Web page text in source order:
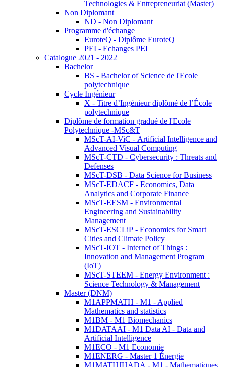
Technologies & Entrepreneuriat (Master)
Non Diplomant
ND - Non Diplomant
Programme d'échange
EuroteQ - Diplôme EuroteQ
PEI - Echanges PEI
Catalogue 2021 - 2022
Bachelor
BS - Bachelor of Science de l'Ecole
polytechnique
Cycle Ingénieur
X - Titre d’Ingénieur diplômé de l’École
polytechnique
Diplôme de formation gradué de l'Ecole
Polytechnique -MSc&T
MScT-AI-ViC - Artificial Intelligence and
Advanced Visual Computing
MScT-CTD - Cybersecurity : Threats and
Defenses
MScT-DSB - Data Science for Business
MScT-EDACF - Economics, Data
Analytics and Corporate Finance
MScT-EESM - Environmental
Engineering and Sustainability
Management
MScT-ESCLiP - Economics for Smart
Cities and Climate Policy
MScT-IOT - Internet of Things :
Innovation and Management Program
(IoT)
MScT-STEEM - Energy Environment :
Science Technology & Management
Master (DNM)
M1APPMATH - M1 - Applied
Mathematics and statistics
M1BM - M1 Biomechanics
M1DATAAI - M1 Data AI - Data and
Artificial Intelligence
M1ECO - M1 Economie
M1ENERG - Master 1 Énergie
M1MATHJHADA - M1 - Mathematiques